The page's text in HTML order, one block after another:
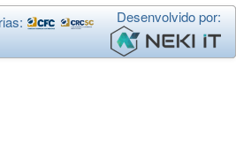
Desenvolvido por: